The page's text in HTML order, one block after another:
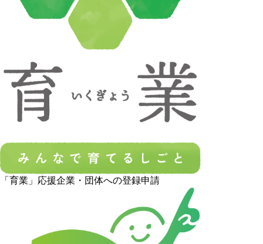
「育業」応援企業・団体への登録申請